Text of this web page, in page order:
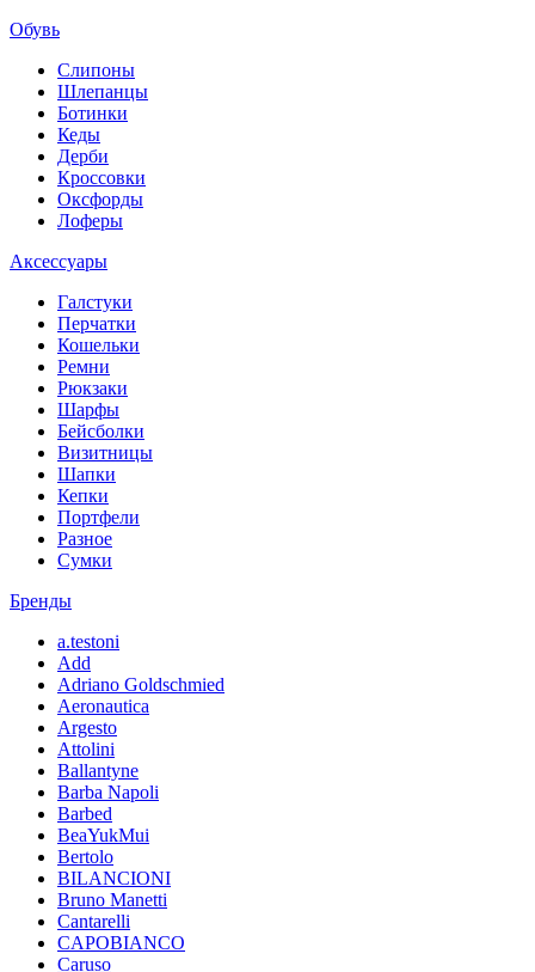
Обувь
Слипоны
Шлепанцы
Ботинки
Кеды
Дерби
Кроссовки
Оксфорды
Лоферы
Аксессуары
Галстуки
Перчатки
Кошельки
Ремни
Рюкзаки
Шарфы
Бейсболки
Визитницы
Шапки
Кепки
Портфели
Разное
Сумки
Бренды
a.testoni
Add
Adriano Goldschmied
Aeronautica
Argesto
Attolini
Ballantyne
Barba Napoli
Barbed
BeaYukMui
Bertolo
BILANCIONI
Bruno Manetti
Cantarelli
CAPOBIANCO
Caruso